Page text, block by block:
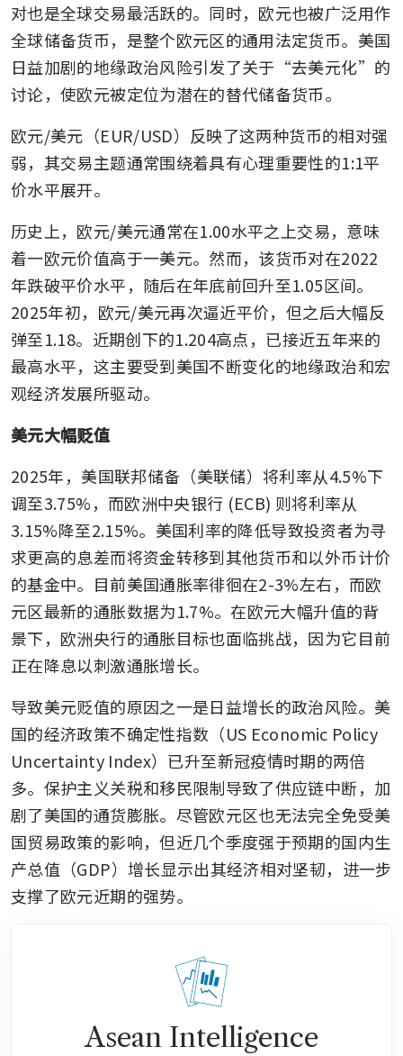
对也是全球交易最活跃的。同时，欧元也被广泛用作
全球储备货币，是整个欧元区的通用法定货币。美国
日益加剧的地缘政治风险引发了关于“去美元化”的
讨论，使欧元被定位为潜在的替代储备货币。
欧元/美元（EUR/USD）反映了这两种货币的相对强
弱，其交易主题通常围绕着具有心理重要性的1:1平
价水平展开。
历史上，欧元/美元通常在1.00水平之上交易，意味
着一欧元价值高于一美元。然而，该货币对在2022
年跌破平价水平，随后在年底前回升至1.05区间。
2025年初，欧元/美元再次逼近平价，但之后大幅反
弹至1.18。近期创下的1.204高点，已接近五年来的
最高水平，这主要受到美国不断变化的地缘政治和宏
观经济发展所驱动。
美元大幅贬值
2025年，美国联邦储备（美联储）将利率从4.5%下
调至3.75%，而欧洲中央银行 (ECB) 则将利率从
3.15%降至2.15%。美国利率的降低导致投资者为寻
求更高的息差而将资金转移到其他货币和以外币计价
的基金中。目前美国通胀率徘徊在2-3%左右，而欧
元区最新的通胀数据为1.7%。在欧元大幅升值的背
景下，欧洲央行的通胀目标也面临挑战，因为它目前
正在降息以刺激通胀增长。
导致美元贬值的原因之一是日益增长的政治风险。美
国的经济政策不确定性指数（US Economic Policy
Uncertainty Index）已升至新冠疫情时期的两倍
多。保护主义关税和移民限制导致了供应链中断，加
剧了美国的通货膨胀。尽管欧元区也无法完全免受美
国贸易政策的影响，但近几个季度强于预期的国内生
产总值（GDP）增长显示出其经济相对坚韧，进一步
支撑了欧元近期的强势。
Asean Intelligence